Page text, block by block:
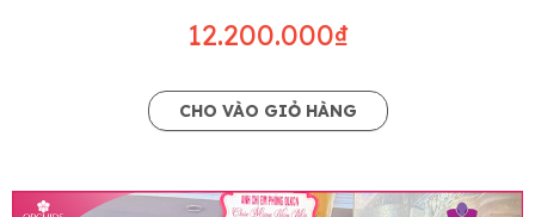
12.200.000₫
CHO VÀO GIỎ HÀNG